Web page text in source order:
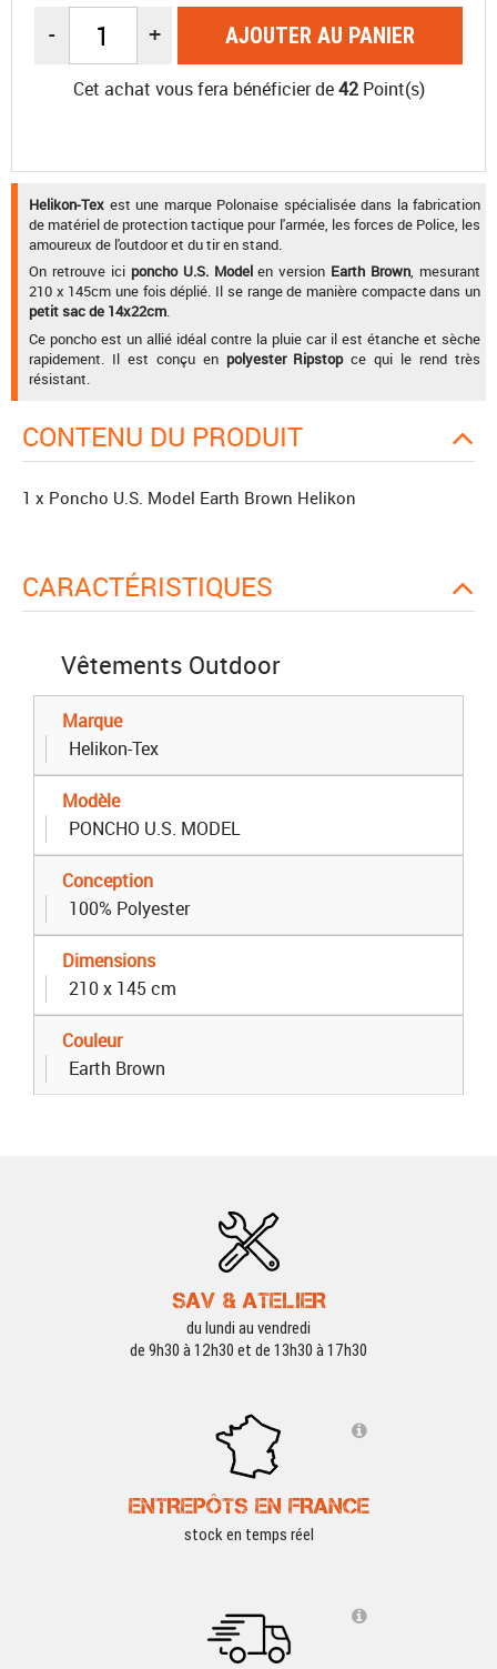
- + AJOUTER AU PANIER
Cet achat vous fera bénéficier de42Point(s)
Helikon-Tex est une marque Polonaise spécialisée dans la fabrication
de matériel de protection tactique pour l'armée, les forces de Police, les
amoureux de l'outdoor et du tir en stand.
On retrouve ici poncho U.S. Modelen version Earth Brown, mesurant
210 x 145cm une fois déplié. Il se range de manière compacte dans un
petit sac de 14x22cm.
Ce poncho est un allié idéal contre la pluie car il est étanche et sèche
rapidement. Il est conçu en polyester Ripstopce qui le rend très
résistant.
CONTENU DU PRODUIT
1 x Poncho U.S. Model Earth Brown Helikon
CARACTÉRISTIQUES
Vêtements Outdoor
Marque
Helikon-Tex
Modèle
PONCHO U.S. MODEL
Conception
100% Polyester
Dimensions
210 x 145 cm
Couleur
Earth Brown
SAV & ATELIER
du lundi au vendredi
de 9h30 à 12h30 et de 13h30 à 17h30
ENTREPÔTS EN FRANCE
stock en temps réel